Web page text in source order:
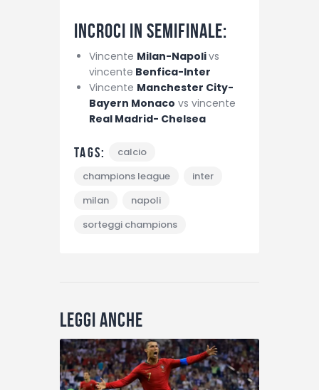
Incroci in semifinale:
Vincente Milan-Napolivs
vincente Benfica-Inter
Vincente Manchester City-
Bayern Monaco vs vincente
Real Madrid- Chelsea
Tags:
calcio
champions league
inter
milan
napoli
sorteggi champions
Leggi anche